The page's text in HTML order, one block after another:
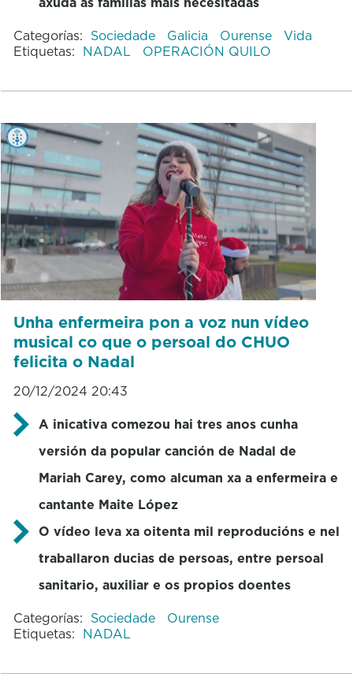
Categorías: Sociedade Galicia Ourense
Vida
Etiquetas: NADAL OPERACIÓN QUILO
Unha enfermeira pon a voz nun vídeo
musical co que o persoal do CHUO
felicita o Nadal
20/12/2024 20:43
A inicativa comezou hai tres anos cunha
versión da popular canción de Nadal de
Mariah Carey, como alcuman xa a enfermeira e
cantante Maite López
O vídeo leva xa oitenta mil reproducións e nel
traballaron ducias de persoas, entre persoal
sanitario, auxiliar e os propios doentes
Categorías: Sociedade
Ourense
Etiquetas: NADAL